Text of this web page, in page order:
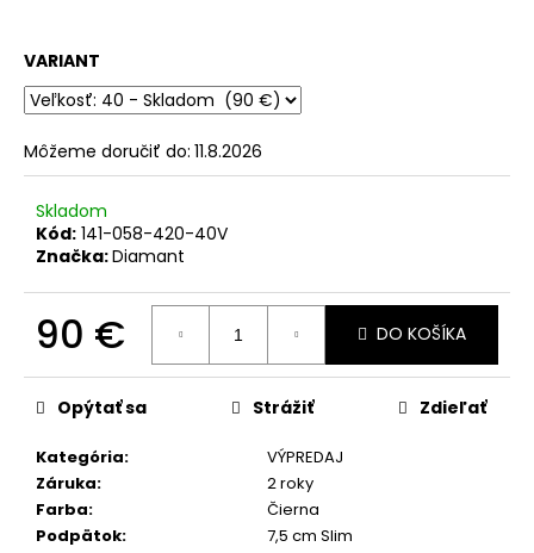
VARIANT
Môžeme doručiť do: 11.8.2026
Skladom
Kód: 141-058-420-40V
Značka:Diamant
90 €
cena:
DO KOŠÍKA
Kategória:
VÝPREDAJ
Záruka:
2 roky
Farba:
Čierna
Podpätok:
7,5 cm Slim
Opýtať sa Strážiť Zdieľať